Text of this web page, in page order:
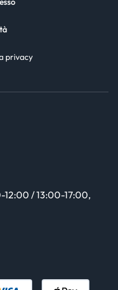
privacy
12:00 / 13:00-17:00,